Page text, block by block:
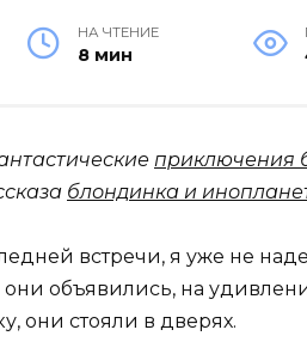
НА ЧТЕНИЕ
8 мин
приключения
блондинка и
встречи, я уже не
объявились, на
они стояли в дверях.